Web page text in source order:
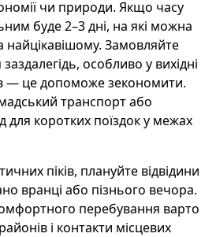
чи природи. Якщо часу
буде 2–3 дні, на які можна
найцікавішому. Замовляйте
особливо у вихідні
— це допоможе зекономити.
транспорт або
для коротких поїздок у межах
піків, плануйте відвідини
вранці або пізнього вечора.
перебування варто
і контакти місцевих